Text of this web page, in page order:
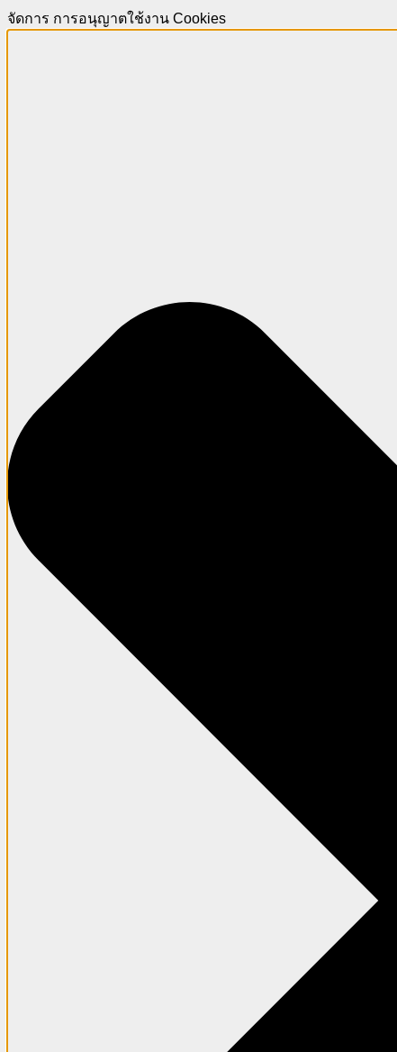
จัดการ การอนุญาตใช้งาน Cookies